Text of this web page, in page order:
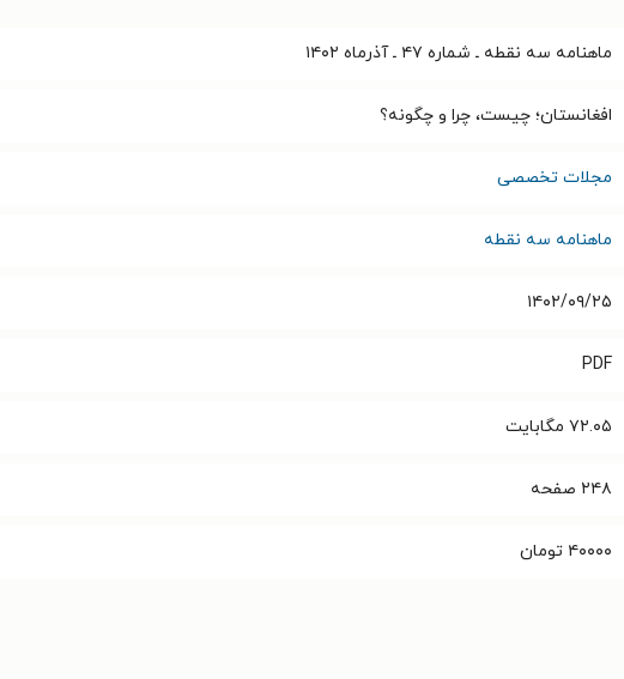
ماهنامه سه نقطه ـ شماره ۴۷ ـ آذرماه ۱۴۰۲
افغانستان؛ چیست، چرا و چگونه؟
مجلات تخصصی
ماهنامه سه نقطه
۱۴۰۲/۰۹/۲۵
PDF
۷۲.۰۵ مگابایت
۲۴۸ صفحه
۴۰۰۰۰ تومان